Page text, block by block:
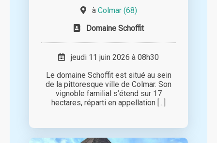
à Colmar (68)
Domaine Schoffit
jeudi 11 juin 2026 à 08h30
Le domaine Schoffit est situé au sein
de la pittoresque ville de Colmar. Son
vignoble familial s’étend sur 17
hectares, réparti en appellation [...]